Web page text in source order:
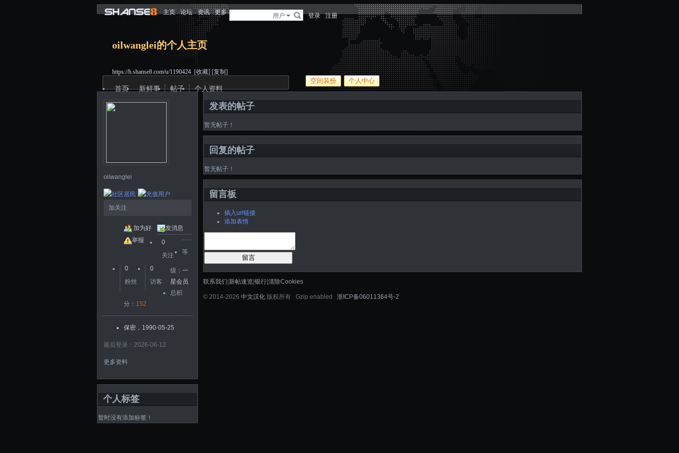
主页 论坛 资讯 更多 用户 登录 注册
oilwanglei的个人主页
https://h.shanse8.com/u/1190424 [收藏] [复制]
空间装扮 个人中心
首页 新鲜事 帖子 个人资料
oilwanglei
加关注
加为好
友
发消息
举报
0
关注
0
粉丝
0
访客
等
级：一
星会员
总积
分： 152
保密，1990-05-25
最后登录：2026-06-12
更多资料
个人标签
暂时没有添加标签！
发表的帖子
暂无帖子！
回复的帖子
暂无帖子！
留言板
插入url链接
添加表情
留言
联系我们|新帖速览|银行|清除Cookies
© 2014-2026 中文汉化 版权所有 Gzip enabled 浙ICP备06011364号-2